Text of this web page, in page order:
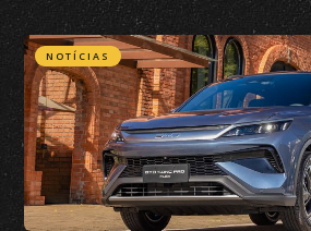
confira todos os detalhes
NOTÍCIAS